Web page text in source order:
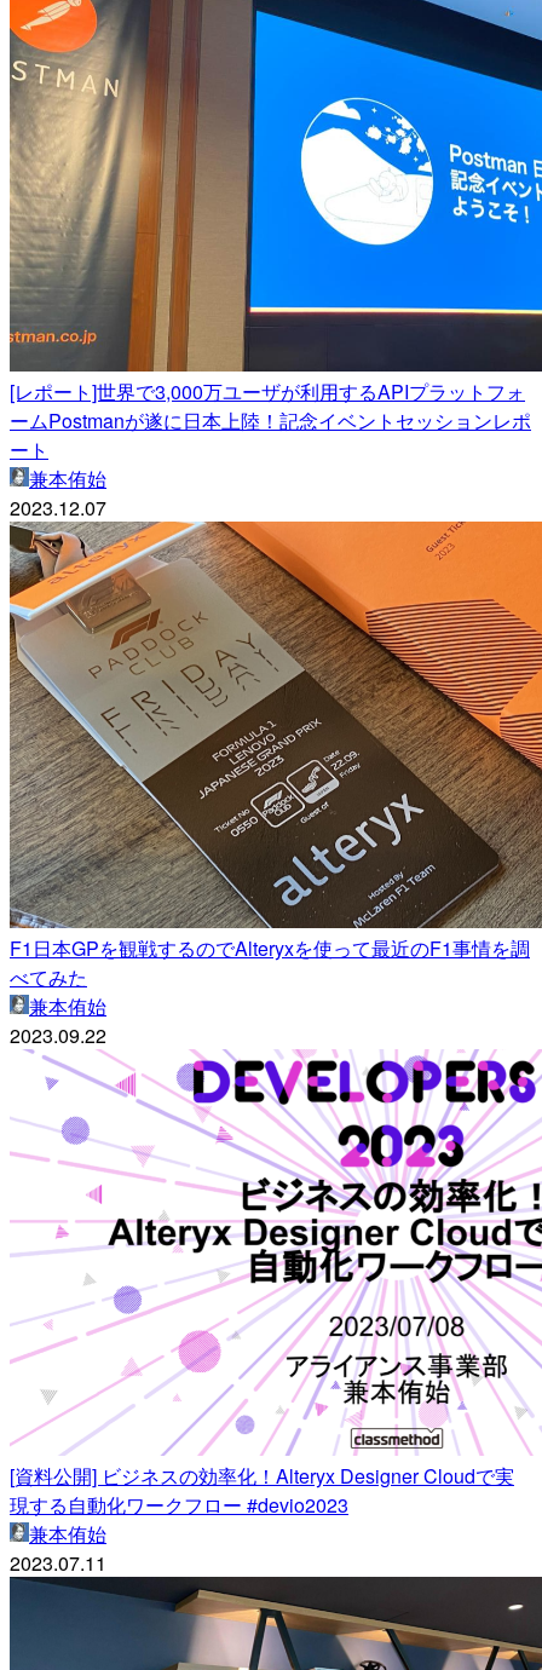
[レポート]世界で3,000万ユーザが利用するAPIプラットフォ
ームPostmanが遂に日本上陸！記念イベントセッションレポ
ート
兼本侑始
2023.12.07
F1日本GPを観戦するのでAlteryxを使って最近のF1事情を調
べてみた
兼本侑始
2023.09.22
[資料公開] ビジネスの効率化！Alteryx Designer Cloudで実
現する自動化ワークフロー #devio2023
兼本侑始
2023.07.11